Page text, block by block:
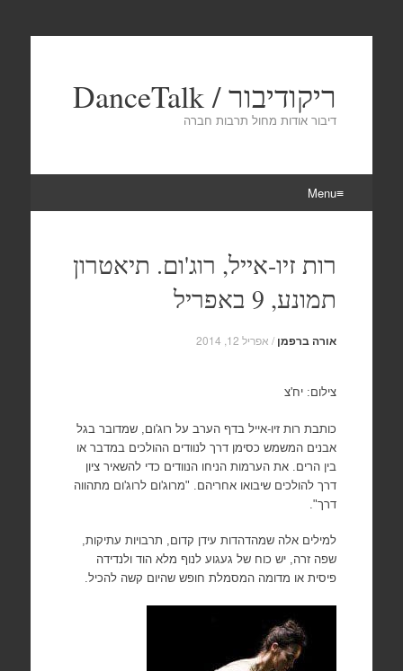
ריקודיבור / DanceTalk
דיבור אודות מחול תרבות חברה
Menu
contentרות זיו-אייל, רוג'ום. תיאטרון
תמונע, 9 באפריל
אורה ברפמן / אפריל 12, 2014
צילום: יח'צ
כותבת רות זיו-אייל בדף הערב על רוג'ום, שמדובר בגל
אבנים המשמש כסימן דרך לנוודים ההולכים במדבר או
בין הרים. את הערמות הניחו הנוודים כדי להשאיר ציון
דרך להולכים שיבואו אחריהם. "מרוג'ום לרוג'ום מתהווה
דרך".
למילים אלה שמהדהדות עידן קדום, תרבויות עתיקות,
שפה זרה, יש כוח של געגוע לנוף מלא הוד ולנדידה
פיסית או מדומה המסמלת חופש שהיום קשה להכיל.